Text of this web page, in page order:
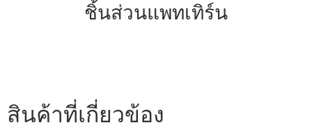
ชิ้นส่วนแพทเทิร์น
สินค้าที่เกี่ยวข้อง